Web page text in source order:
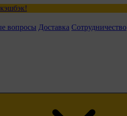
вопросы Доставка Сотрудничество